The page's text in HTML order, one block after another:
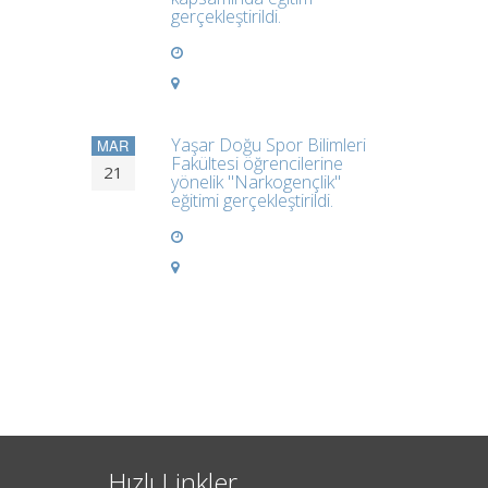
gerçekleştirildi.
MAR
21
Yaşar Doğu Spor Bilimleri
Fakültesi öğrencilerine
yönelik "Narkogençlik"
eğitimi gerçekleştirildi.